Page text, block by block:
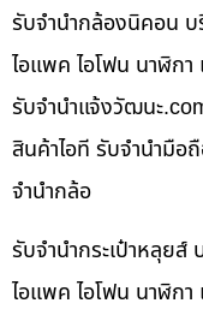
รับจำนำกล้องนิคอน บ
ไอแพค ไอโฟน นาฬิก
รับจํานําแจ้งวัฒนะ
สินค้าไอที รับจำนำมือ
จำนำกล้อ
รับจำนำกระเป๋าหลุยส์
ไอแพค ไอโฟน นาฬิก